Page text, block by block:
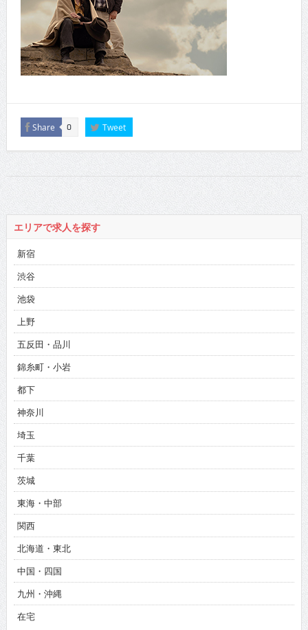
Share 0 Tweet
エリアで求人を探す
新宿
渋谷
池袋
上野
五反田・品川
錦糸町・小岩
都下
神奈川
埼玉
千葉
茨城
東海・中部
関西
北海道・東北
中国・四国
九州・沖縄
在宅